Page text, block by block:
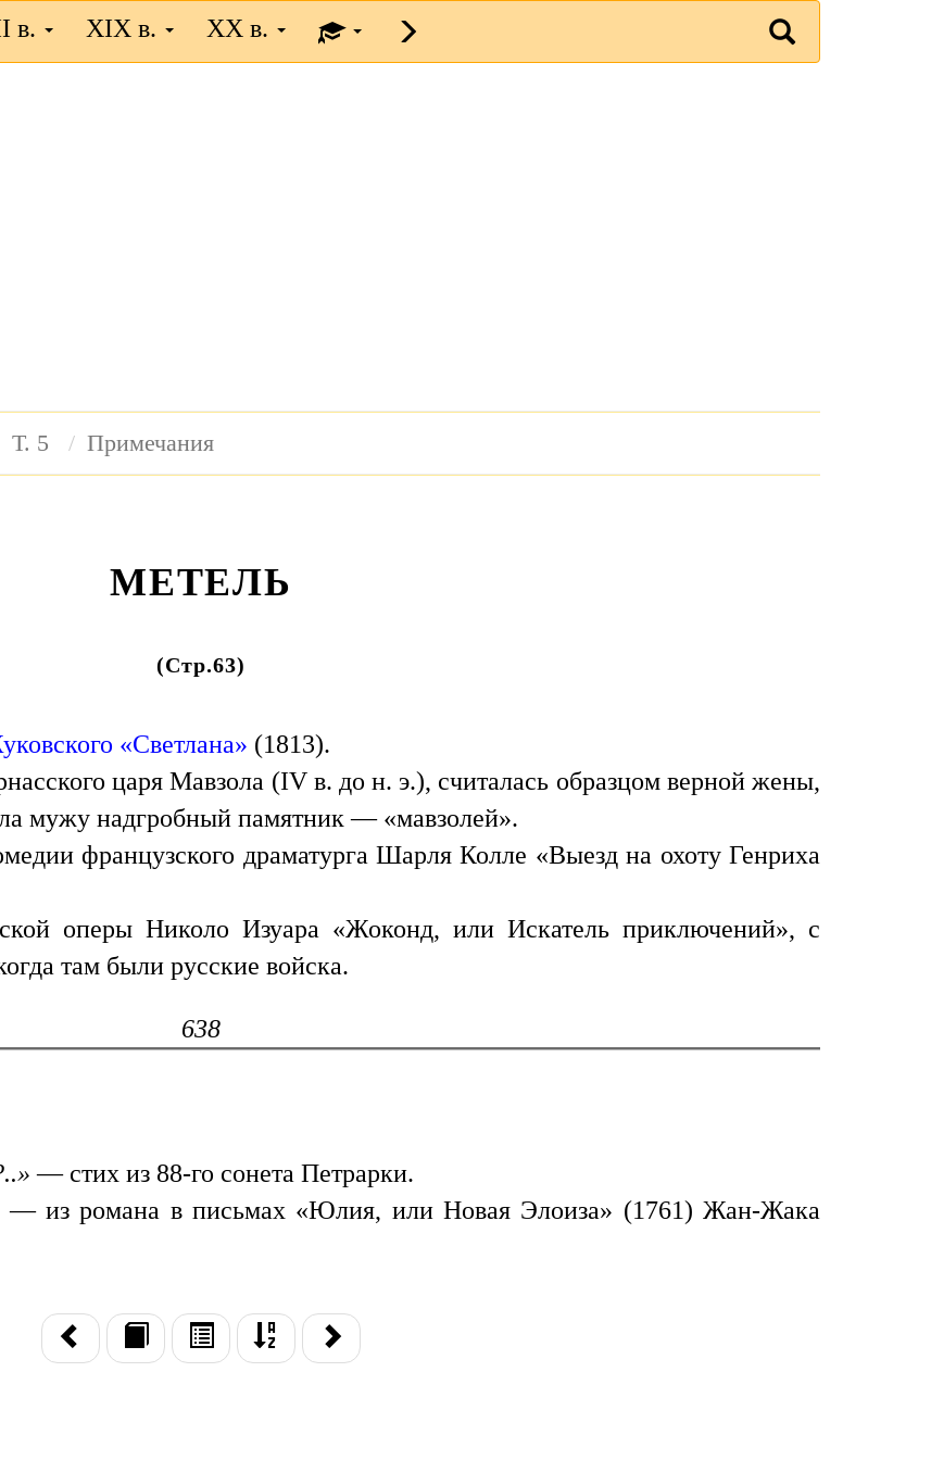
в. XIX в. XX в.
Т. 5 Примечания
МЕТЕЛЬ
(Стр.63)
«Светлана» (1813).
царя Мавзола (IV в. до н. э.), считалась образцом верной жены,
мужу надгробный памятник — «мавзолей».
французского драматурга Шарля Колле «Выезд на охоту Генриха
оперы Николо Изуара «Жоконд, или Искатель приключений», с
там были русские войска.
638
— стих из 88-го сонета Петрарки.
— из романа в письмах «Юлия, или Новая Элоиза» (1761) Жан-Жака